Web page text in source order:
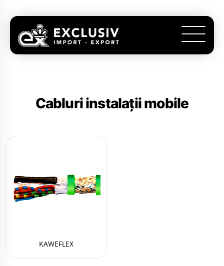
Cabluri instalații mobile
KAWEFLEX